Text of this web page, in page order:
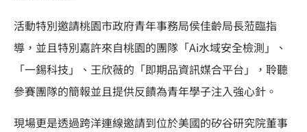
活動特別邀請桃園市政府青年事務局侯佳齡局長蒞臨指
導，並且特別嘉許來自桃園的團隊「Ai水域安全檢測」、
「一錫科技」、王欣薇的「即期品資訊媒合平台」，聆聽
參賽團隊的簡報並且提供反饋為青年學子注入強心針。
現場更是透過跨洋連線邀請到位於美國的矽谷研究院董事